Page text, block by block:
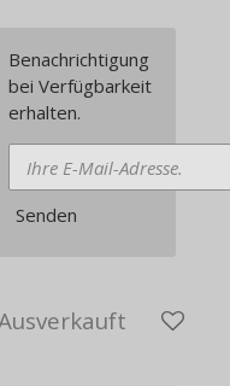
Benachrichtigung
bei Verfügbarkeit
erhalten.
Senden